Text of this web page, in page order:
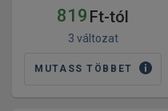
819 Ft-tól
3 változat
MUTASS TÖBBET